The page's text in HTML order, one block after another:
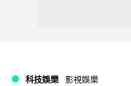
科技娛樂 影視娛樂